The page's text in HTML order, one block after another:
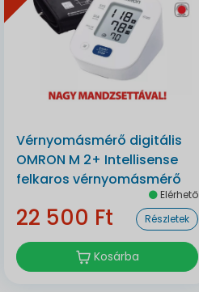
Vérnyomásmérő digitális
OMRON M 2+ Intellisense
felkaros vérnyomásmérő
Elérhető
22 500 Ft Részletek
Kosárba